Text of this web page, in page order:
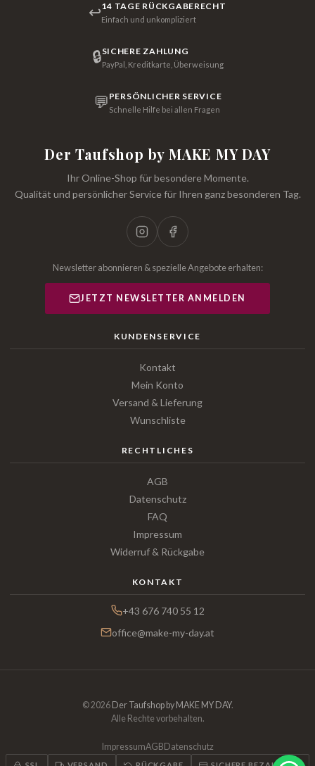
↩14 TAGE RÜCKGABERECHT
Einfach und unkompliziert
🔒SICHERE ZAHLUNG
PayPal, Kreditkarte, Überweisung
💬 PERSÖNLICHER SERVICE
Schnelle Hilfe bei allen Fragen
Der Taufshop by MAKE MY DAY
Ihr Online-Shop für besondere Momente.
Qualität und persönlicher Service für Ihren ganz besonderen Tag.
Newsletter abonnieren & spezielle Angebote erhalten:
JETZT NEWSLETTER ANMELDEN
KUNDENSERVICE
Kontakt
Mein Konto
Versand & Lieferung
Wunschliste
RECHTLICHES
AGB
Datenschutz
FAQ
Impressum
Widerruf & Rückgabe
KONTAKT
+43 676 740 55 12
office@make-my-day.at
© 2026 Der Taufshop by MAKE MY DAY.
Alle Rechte vorbehalten.
ImpressumAGB Datenschutz